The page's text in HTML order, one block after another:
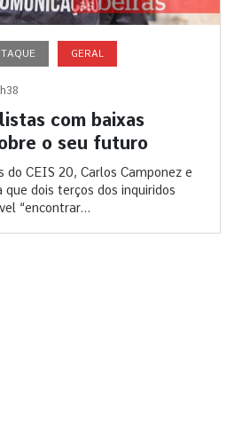
GERAL
com baixas
o seu futuro
do CEIS 20, Carlos Camponez e
que dois terços dos inquiridos
“encontrar...